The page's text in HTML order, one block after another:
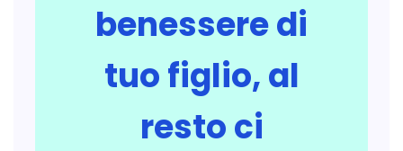
benessere di
tuo figlio, al
resto ci